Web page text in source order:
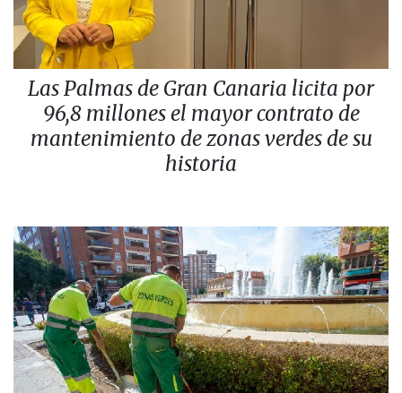
Las Palmas de Gran Canaria licita por
96,8 millones el mayor contrato de
mantenimiento de zonas verdes de su
historia